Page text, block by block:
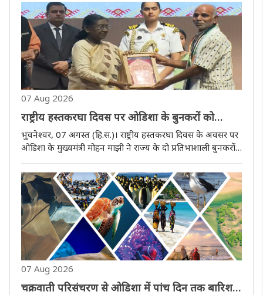
07 Aug 2026
राष्ट्रीय हस्तकरघा दिवस पर ओडिशा के बुनकरों को
सम्मान, मुख्यमंत्री मोहन माझी ने दी बधाई
भुवनेश्वर, 07 अगस्त (हि.स.)। राष्ट्रीय हस्तकरघा दिवस के अवसर पर
ओडिशा के मुख्यमंत्री मोहन माझी ने राज्य के दो प्रतिभाशाली बुनकरों
मुख्यमंत्री ने अपने सोशल मीडिया हैंडल पर संदेश में कहा..
07 Aug 2026
चक्रवाती परिसंचरण से ओडिशा में पांच दिन तक बारिश